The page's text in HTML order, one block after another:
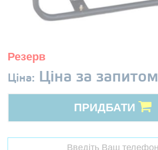
Резерв
Ціна: Ціна за запитом
ПРИДБАТИ